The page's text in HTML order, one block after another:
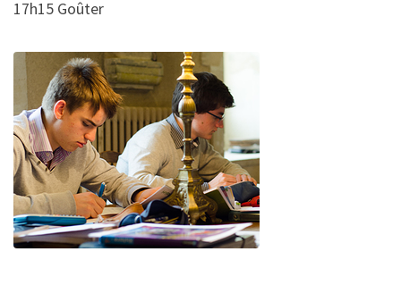
17h15 Goûter